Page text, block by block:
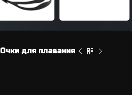
Очки для плавания